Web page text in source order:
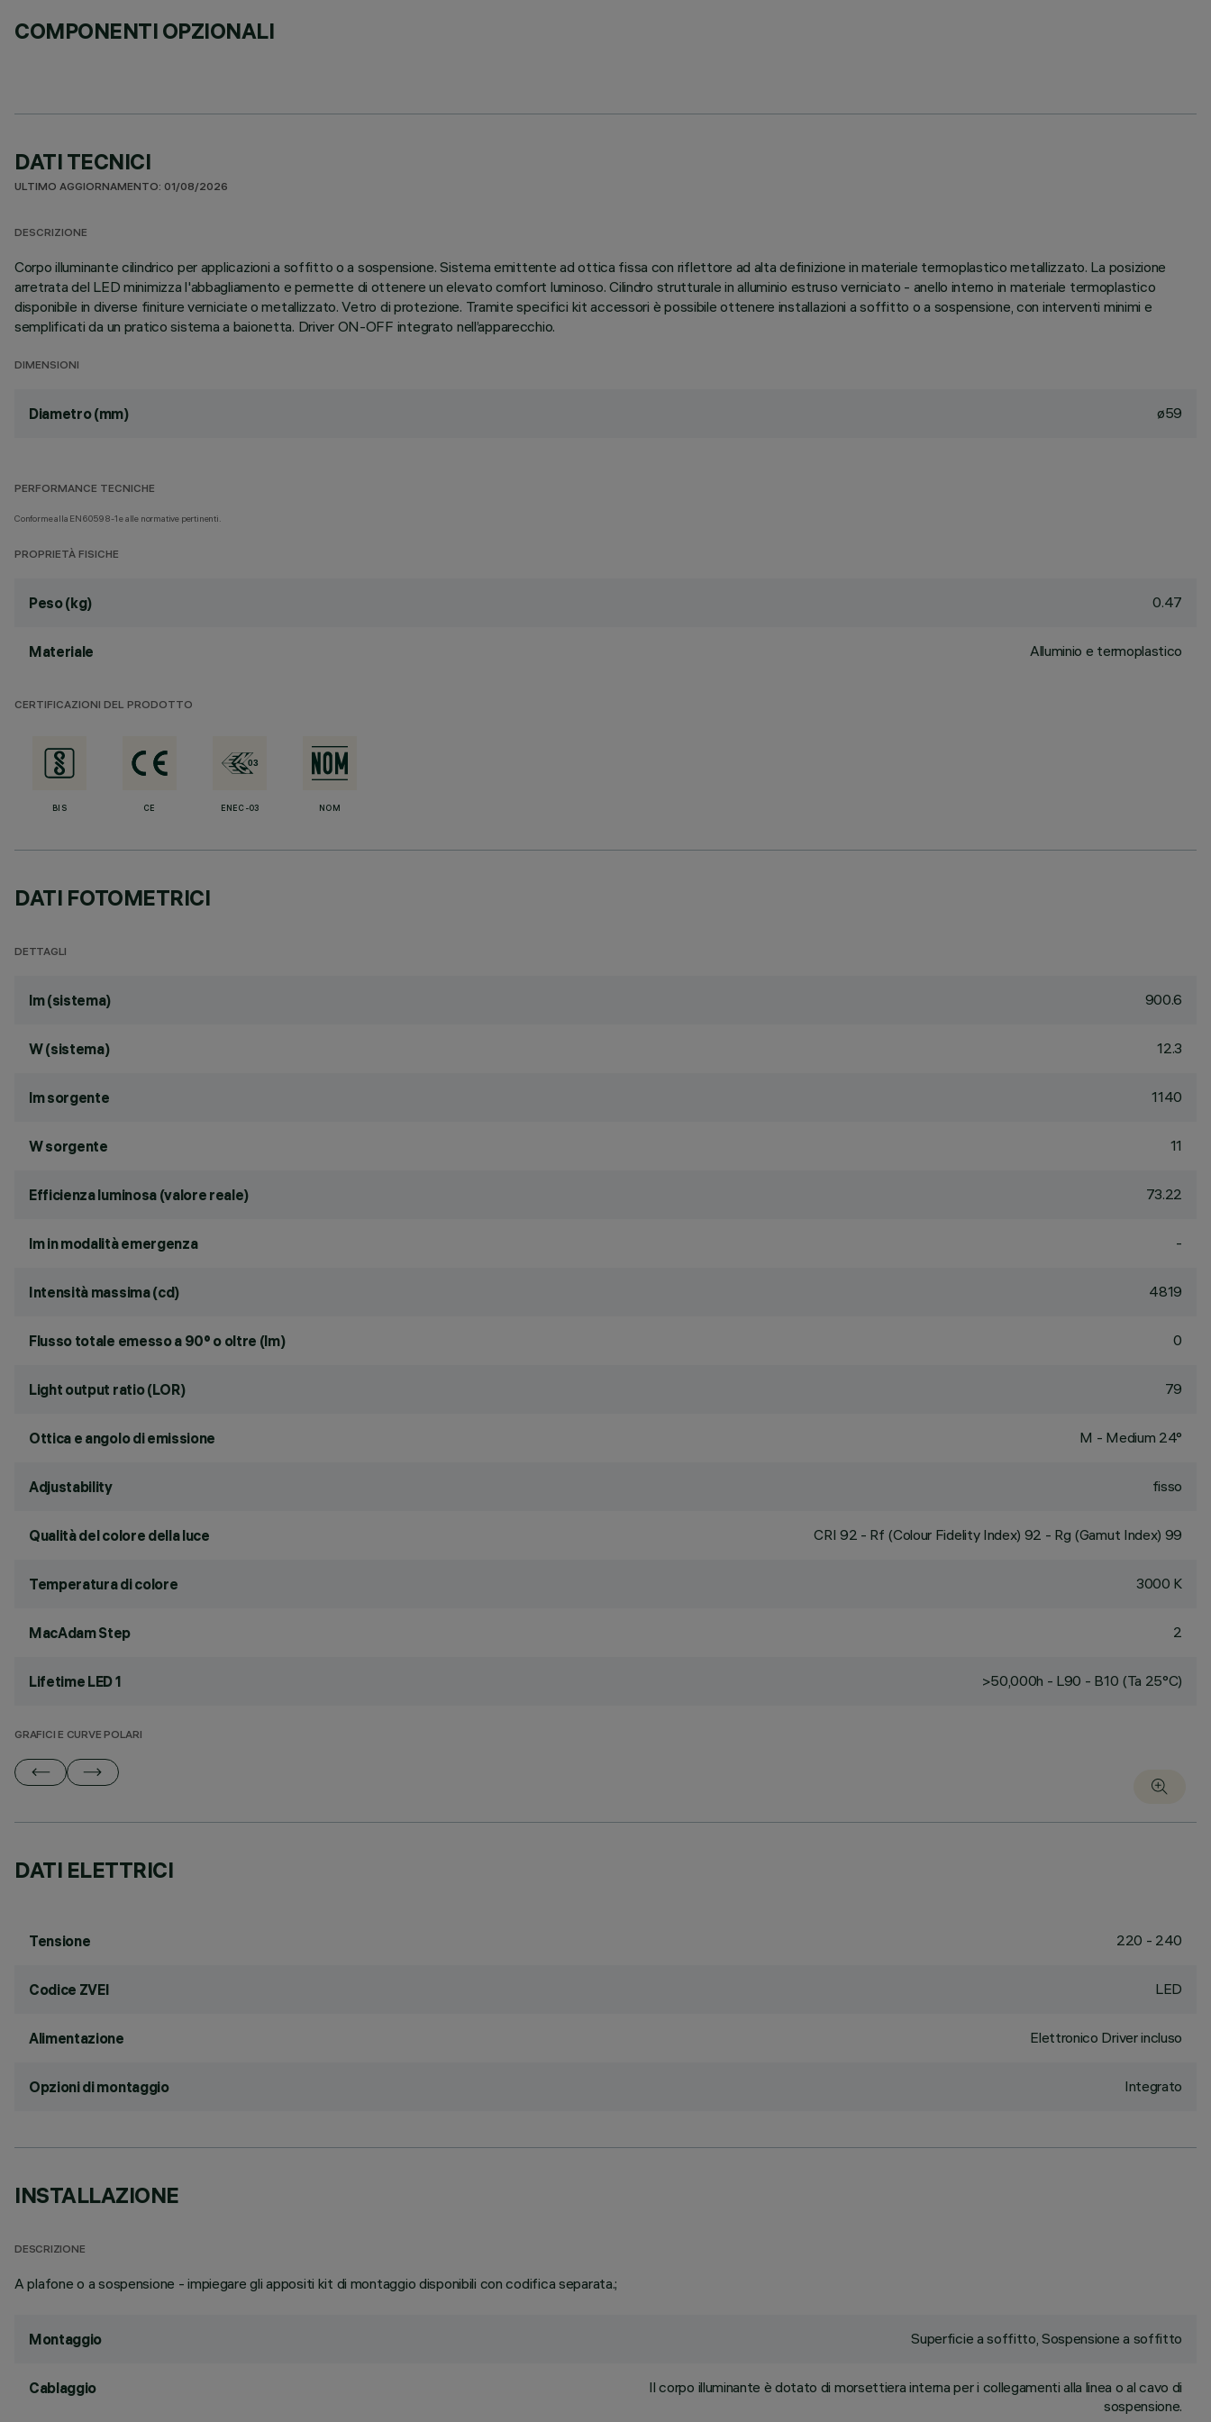
COMPONENTI OPZIONALI
DATI TECNICI
ULTIMO AGGIORNAMENTO: 01/08/2026
DESCRIZIONE
Corpo illuminante cilindrico per applicazioni a soffitto o a sospensione. Sistema emittente ad ottica fissa con riflettore ad alta definizione in materiale termoplastico metallizzato. La posizione
arretrata del LED minimizza l'abbagliamento e permette di ottenere un elevato comfort luminoso. Cilindro strutturale in alluminio estruso verniciato - anello interno in materiale termoplastico
disponibile in diverse finiture verniciate o metallizzato. Vetro di protezione. Tramite specifici kit accessori è possibile ottenere installazioni a soffitto o a sospensione, con interventi minimi e
semplificati da un pratico sistema a baionetta. Driver ON-OFF integrato nell’apparecchio.
DIMENSIONI
Diametro (mm) ø59
PERFORMANCE TECNICHE
Conforme alla EN60598-1 e alle normative pertinenti.
PROPRIETÀ FISICHE
Peso (kg) 0.47
Materiale Alluminio e termoplastico
CERTIFICAZIONI DEL PRODOTTO
BIS CE ENEC-03 NOM
DATI FOTOMETRICI
DETTAGLI
lm (sistema) 900.6
W (sistema) 12.3
lm sorgente 1140
W sorgente 11
Efficienza luminosa (valore reale) 73.22
lm in modalità emergenza -
Intensità massima (cd) 4819
Flusso totale emesso a 90° o oltre (lm) 0
Light output ratio (LOR) 79
Ottica e angolo di emissione M - Medium 24°
Adjustability fisso
Qualità del colore della luce CRI 92 - Rf (Colour Fidelity Index) 92 - Rg (Gamut Index) 99
Temperatura di colore 3000 K
MacAdam Step 2
Lifetime LED 1 >50,000h - L90 - B10 (Ta 25°C)
GRAFICI E CURVE POLARI
DATI ELETTRICI
Tensione 220 - 240
Codice ZVEI LED
Alimentazione Elettronico Driver incluso
Opzioni di montaggio Integrato
INSTALLAZIONE
DESCRIZIONE
A plafone o a sospensione - impiegare gli appositi kit di montaggio disponibili con codifica separata.;
Montaggio Superficie a soffitto, Sospensione a soffitto
Cablaggio
Il corpo illuminante è dotato di morsettiera interna per i collegamenti alla linea o al cavo di
sospensione.